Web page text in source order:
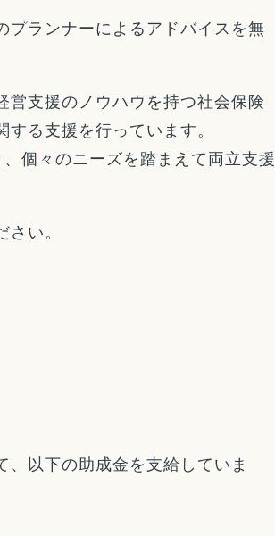
プランナーによるアドバイスを無
営支援のノウハウを持つ社会保険
る支援を行っています。
個々のニーズを踏まえて両立支援
い。
以下の助成金を支給していま